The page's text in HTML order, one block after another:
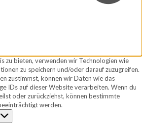
zu bieten, verwenden wir Technologien wie
zu speichern und/oder darauf zuzugreifen.
zustimmst, können wir Daten wie das
IDs auf dieser Website verarbeiten. Wenn du
oder zurückziehst, können bestimmte
werden.